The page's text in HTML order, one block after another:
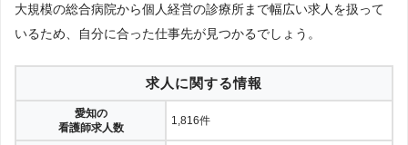
大規模の総合病院から個人経営の診療所まで幅広い求人を扱って
いるため、自分に合った仕事先が見つかるでしょう。
求人に関する情報
愛知の
看護師求人数
1,816件